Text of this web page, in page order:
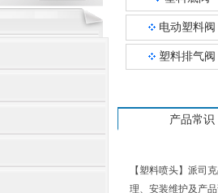
电动塑料阀
塑料排气阀
产品常识
【塑料喷头】派司
理、安装维护及产